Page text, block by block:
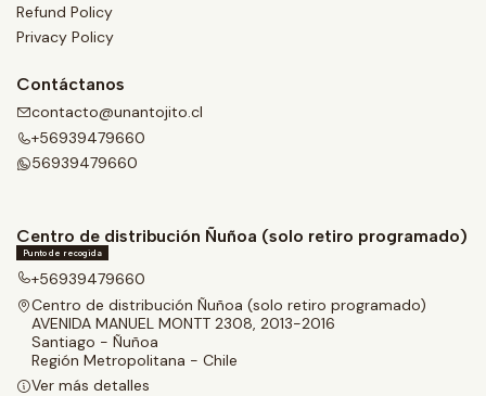
Refund Policy
Privacy Policy
Contáctanos
contacto@unantojito.cl
+56939479660
56939479660
Centro de distribución Ñuñoa (solo retiro programado)
Punto de recogida
+56939479660
Centro de distribución Ñuñoa (solo retiro programado)
AVENIDA MANUEL MONTT 2308, 2013-2016
Santiago - Ñuñoa
Región Metropolitana - Chile
Ver más detalles